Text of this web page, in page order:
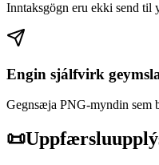
Inntaksgögn eru ekki send til
Engin sjálfvirk
Gegnsæja PNG-myndin sem
📜